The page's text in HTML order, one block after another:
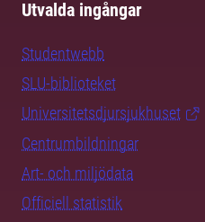
Utvalda ingångar
Studentwebb
SLU-biblioteket
Universitetsdjursjukhuset
Centrumbildningar
Art- och miljödata
Officiell statistik